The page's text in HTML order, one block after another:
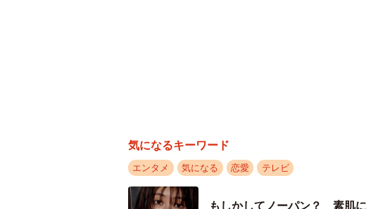
気になるキーワード
エンタメ 気になる 恋愛 テレビ
もしかしてノーパン？ 素肌